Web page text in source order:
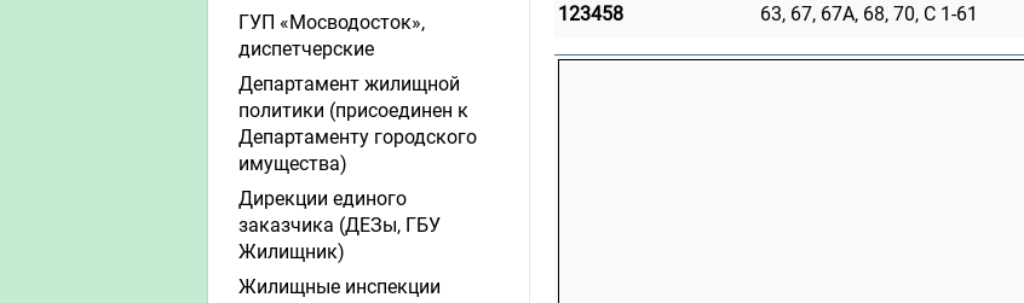
123458
63, 67, 67А, 68, 70, С 1-61
ГУП «Мосводосток»,
диспетчерские
Департамент жилищной
политики (присоединен к
Департаменту городского
имущества)
Дирекции единого
заказчика (ДЕЗы, ГБУ
Жилищник)
Жилищные инспекции